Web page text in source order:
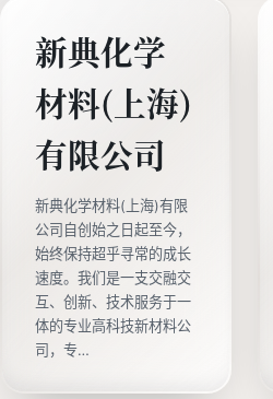
新典化学
材料(上海)
有限公司
新典化学材料(上海)有限
公司自创始之日起至今，
始终保持超乎寻常的成长
速度。我们是一支交融交
互、创新、技术服务于一
体的专业高科技新材料公
司，专…